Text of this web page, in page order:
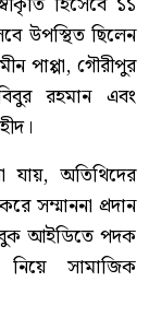
উপস্থিত ছিলেন
পাপ্পা, গৌরীপুর
রহমান এবং
যায়, অতিথিদের
সম্মাননা প্রদান
আইডিতে পদক
সামাজিক